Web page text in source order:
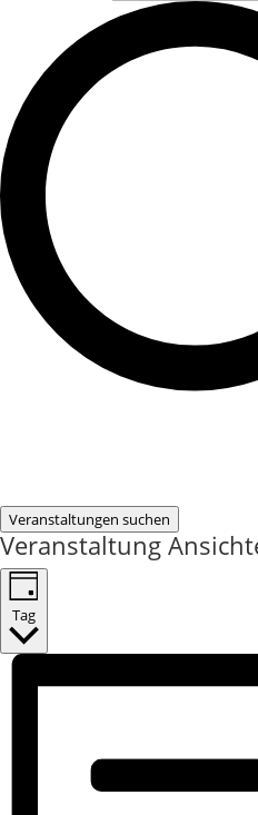
Veranstaltungen suchen
Veranstaltung
Tag